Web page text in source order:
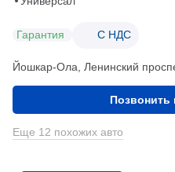
Гарантия С НДС
Йошкар-Ола, Ленинский
Позвонить
Еще 12 похожих авто